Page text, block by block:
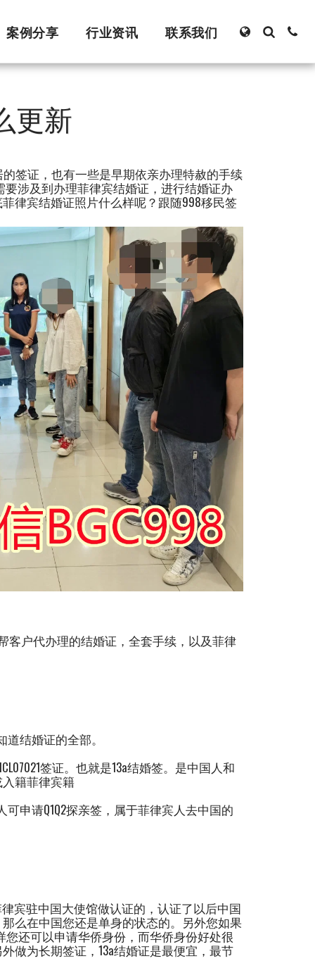
案例分享 行业资讯 联系我们
更新
的签证，也有一些是早期依亲办理特赦的手续
涉及到办理菲律宾结婚证，进行结婚证办
律宾结婚证照片什么样呢？跟随998移民签
户代办理的结婚证，全套手续，以及菲律
结婚证的全部。
签证。也就是13a结婚签。是中国人和
籍菲律宾籍
申请Q1Q2探亲签，属于菲律宾人去中国的
宾驻中国大使馆做认证的，认证了以后中国
么在中国您还是单身的状态的。另外您如果
还可以申请华侨身份，而华侨身份好处很
做为长期签证，13a结婚证是最便宜，最节